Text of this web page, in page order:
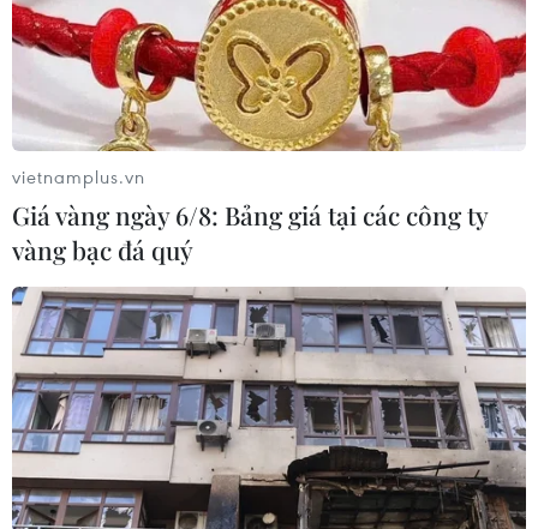
TIN CÙNG CHUYÊN MỤC
Ba Lan thảo luận việc thành lập căn
cứ quân sự thường trực với Mỹ
Liên hợp quốc: Xung đột Ukraine trải
qua tháng đẫm máu nhất
05/08/2026 23:47
Đức điều tra vụ UAV gắn thuốc nổ
xuất hiện tại sân bay
05/08/2026 23:43
vietnamplus.vn
Giá vàng ngày 6/8: Bảng giá tại các công ty
vàng bạc đá quý